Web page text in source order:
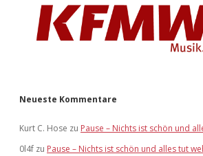
Neueste Kommentare
Kurt C. Hose zu Pause – Nichts ist schön und
0l4f zu Pause – Nichts ist schön und alles tut